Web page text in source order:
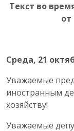
Текст во
от
Среда, 21
Уважаемые
иностранным
хозяйству!
Уважаемые